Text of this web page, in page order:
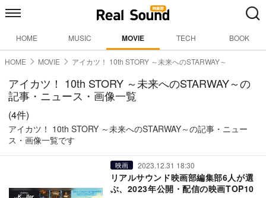
HOME MUSIC MOVIE TECH BOOK
HOME MOVIE アイカツ！ 10th STORY ～未来へのSTARWAY～
アイカツ！ 10th STORY ～未来へのSTARWAY～の
記事・ニュース・画像一覧
(4件)
アイカツ！ 10th STORY ～未来へのSTARWAY～の記事・ニュー
ス・画像一覧です
映画 2023.12.31 18:30
リアルサウンド映画部編集部6人が選
ぶ、2023年公開・配信の映画TOP10